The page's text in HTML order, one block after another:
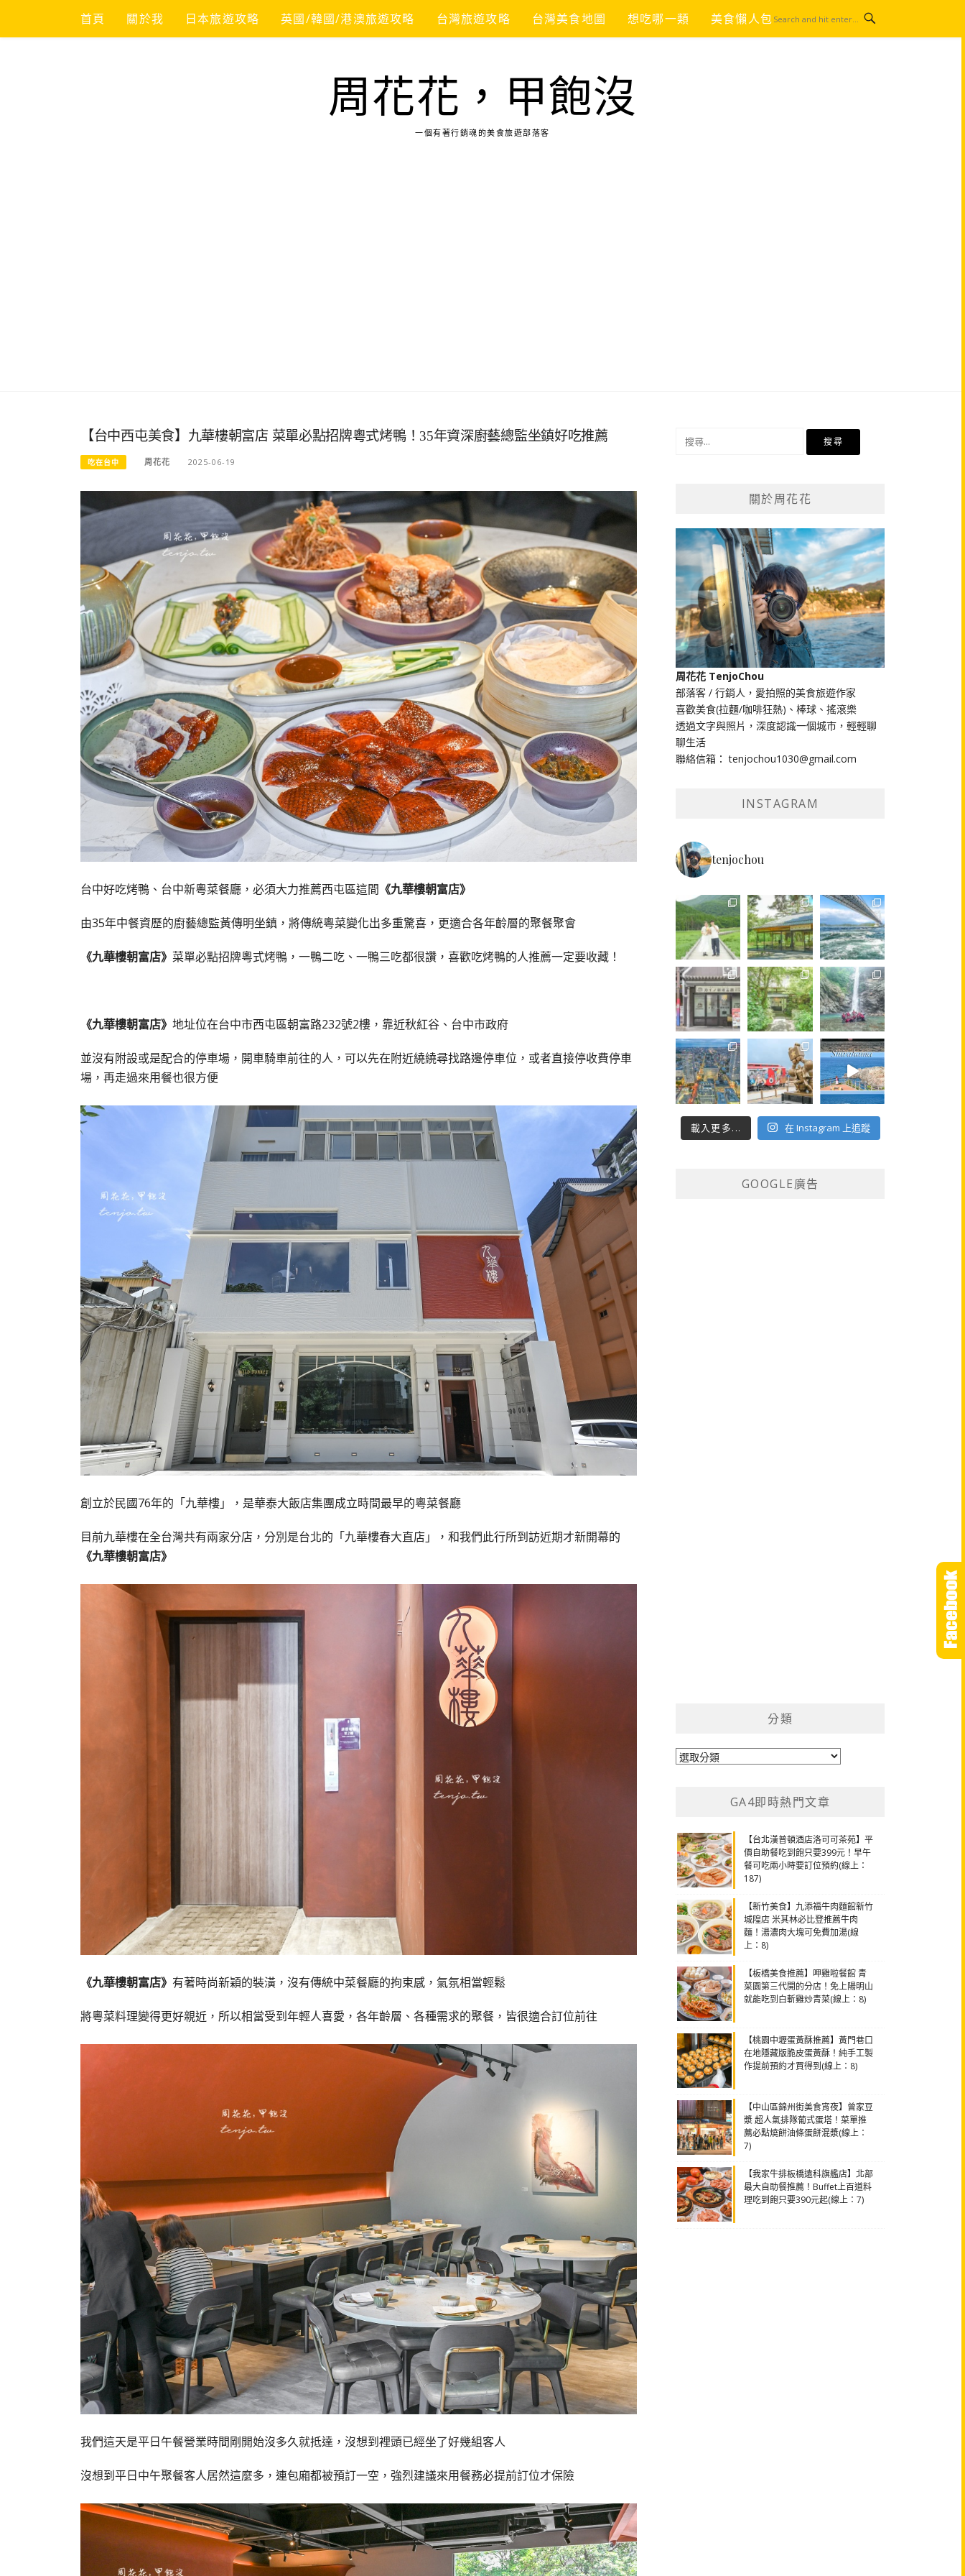
content
首頁 關於我 日本旅遊攻略 英國/韓國/港澳旅遊攻略 台灣旅遊攻略 台灣美食地圖 想吃哪一類 美食懶人包
周花花，甲飽沒
一個有著行銷魂的美食旅遊部落客
【台中西屯美食】九華樓朝富店 菜單必點招牌粵式烤鴨！35年資深廚藝總監坐鎮好吃推薦
吃在台中 周花花 2025-06-19
台中好吃烤鴨、台中新粵菜餐廳，必須大力推薦西屯區這間 《九華樓朝富店》
由35年中餐資歷的廚藝總監黃傳明坐鎮，將傳統粵菜變化出多重驚喜，更適合各年齡層的聚餐聚會
《九華樓朝富店》 菜單必點招牌粵式烤鴨，一鴨二吃、一鴨三吃都很讚，喜歡吃烤鴨的人推薦一定要收藏！
《九華樓朝富店》 地址位在台中市西屯區朝富路232號2樓，靠近秋紅谷、台中市政府
並沒有附設或是配合的停車場，開車騎車前往的人，可以先在附近繞繞尋找路邊停車位，或者直接停收費停車
場，再走過來用餐也很方便
創立於民國76年的「九華樓」，是華泰大飯店集團成立時間最早的粵菜餐廳
目前九華樓在全台灣共有兩家分店，分別是台北的「九華樓春大直店」，和我們此行所到訪近期才新開幕的
《九華樓朝富店》
《九華樓朝富店》 有著時尚新穎的裝潢，沒有傳統中菜餐廳的拘束感，氣氛相當輕鬆
將粵菜料理變得更好親近，所以相當受到年輕人喜愛，各年齡層、各種需求的聚餐，皆很適合訂位前往
我們這天是平日午餐營業時間剛開始沒多久就抵達，沒想到裡頭已經坐了好幾組客人
沒想到平日中午聚餐客人居然這麼多，連包廂都被預訂一空，強烈建議來用餐務必提前訂位才保險
關於周花花
周花花 TenjoChou
部落客 / 行銷人，愛拍照的美食旅遊作家
喜歡美食(拉麵/咖啡狂熱)、棒球、搖滾樂
透過文字與照片，深度認識一個城市，輕輕聊
聊生活
聯絡信箱： tenjochou1030@gmail.com
INSTAGRAM
tenjochou
載入更多... 在 Instagram 上追蹤
GOOGLE廣告
分類
分
GA4即時熱門文章
【台北漢普頓酒店洛可可茶苑】平
價自助餐吃到飽只要399元！早午
餐可吃兩小時要訂位預約(線上：
187)
【新竹美食】九添福牛肉麵館新竹
城隍店 米其林必比登推薦牛肉
麵！湯濃肉大塊可免費加湯(線
上：8)
【板橋美食推薦】呷雞啦餐館 青
菜園第三代開的分店！免上陽明山
就能吃到白斬雞炒青菜(線上：8)
【桃園中壢蛋黃酥推薦】黃門巷口
在地隱藏版脆皮蛋黃酥！純手工製
作提前預約才買得到(線上：8)
【中山區錦州街美食宵夜】曾家豆
漿 超人氣排隊葡式蛋塔！菜單推
薦必點燒餅油條蛋餅混漿(線上：
7)
【我家牛排板橋遠科旗艦店】北部
最大自助餐推薦！Buffet上百道料
理吃到飽只要390元起(線上：7)